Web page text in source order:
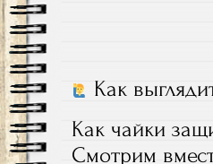
Как
Как чайки
Смотрим